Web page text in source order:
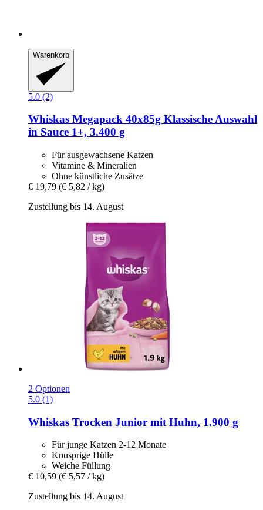
Warenkorb
5.0 (2)
Whiskas Megapack 40x85g Klassische Auswahl
in Sauce 1+, 3.400 g
Für ausgewachsene Katzen
Vitamine & Mineralien
Ohne künstliche Zusätze
€ 19,79 (€ 5,82 / kg)
Zustellung bis 14. August
2 Optionen
5.0 (1)
Whiskas Trocken Junior mit Huhn, 1.900 g
Für junge Katzen 2-12 Monate
Knusprige Hülle
Weiche Füllung
€ 10,59 (€ 5,57 / kg)
Zustellung bis 14. August